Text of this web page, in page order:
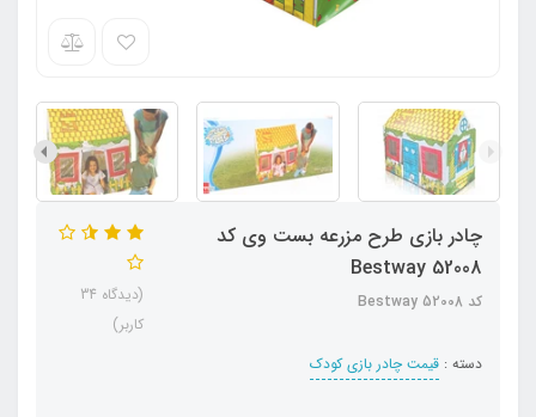
چادر بازی طرح مزرعه بست وی کد
Bestway 52008
کد Bestway 52008
دسته : قیمت چادر بازی کودک
(دیدگاه 34
کاربر)